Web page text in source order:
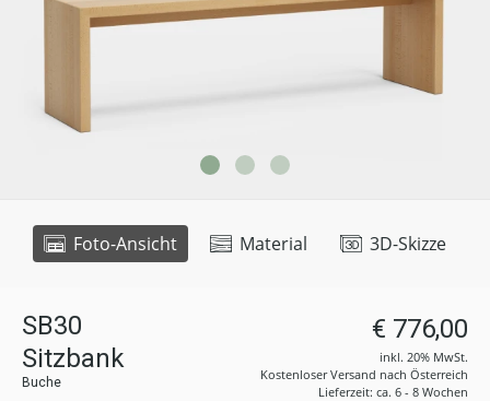
Foto-Ansicht Material 3D-Skizze
SB30
Sitzbank
Buche
€ 776,00
inkl. 20% MwSt.
Kostenloser Versand nach Österreich
Lieferzeit: ca. 6 - 8 Wochen